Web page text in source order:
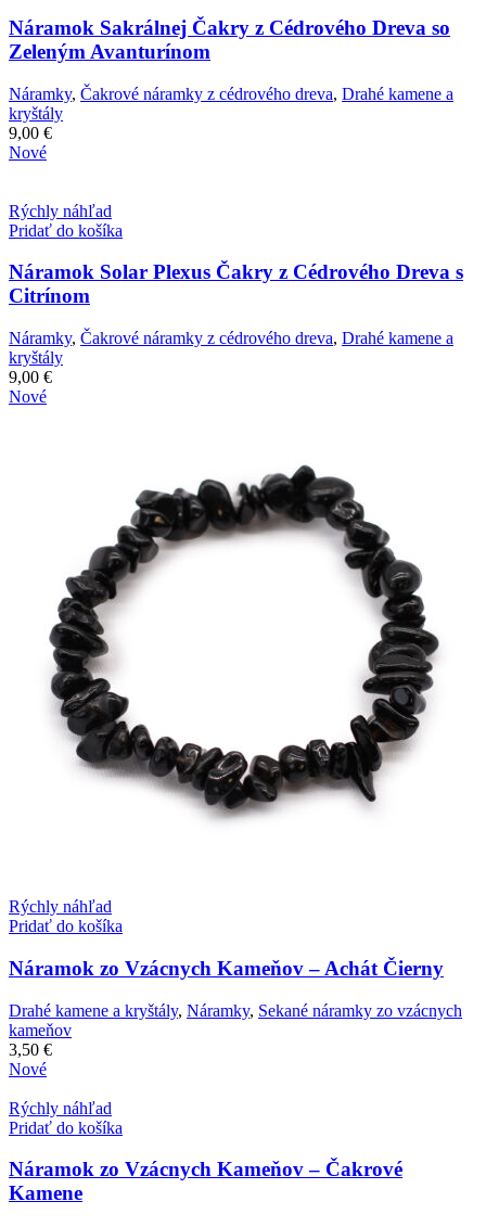
Náramok Sakrálnej Čakry z Cédrového Dreva so
Zeleným Avanturínom
Náramky, Čakrové náramky z cédrového dreva, Drahé kamene a
kryštály
9,00 €
Nové
Rýchly náhľad
Pridať do košíka
Náramok Solar Plexus Čakry z Cédrového Dreva s
Citrínom
Náramky, Čakrové náramky z cédrového dreva, Drahé kamene a
kryštály
9,00 €
Nové
Rýchly náhľad
Pridať do košíka
Náramok zo Vzácnych Kameňov – Achát Čierny
Drahé kamene a kryštály, Náramky, Sekané náramky zo vzácnych
kameňov
3,50 €
Nové
Rýchly náhľad
Pridať do košíka
Náramok zo Vzácnych Kameňov – Čakrové
Kamene